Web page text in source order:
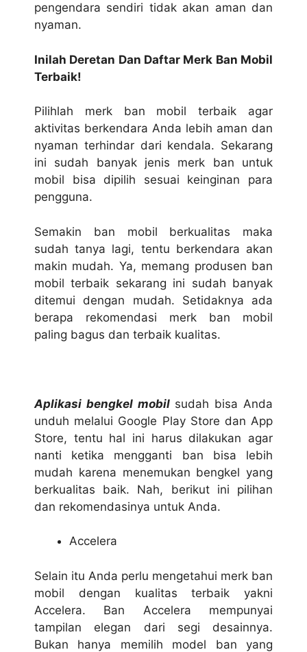
pengendara sendiri tidak akan aman dan
nyaman.
Inilah Deretan Dan Daftar Merk Ban Mobil
Terbaik!
Pilihlah merk ban mobil terbaik agar
aktivitas berkendara Anda lebih aman dan
nyaman terhindar dari kendala. Sekarang
ini sudah banyak jenis merk ban untuk
mobil bisa dipilih sesuai keinginan para
pengguna.
Semakin ban mobil berkualitas maka
sudah tanya lagi, tentu berkendara akan
makin mudah. Ya, memang produsen ban
mobil terbaik sekarang ini sudah banyak
ditemui dengan mudah. Setidaknya ada
berapa rekomendasi merk ban mobil
paling bagus dan terbaik kualitas.
Aplikasi bengkel mobilsudah bisa Anda
unduh melalui Google Play Store dan App
Store, tentu hal ini harus dilakukan agar
nanti ketika mengganti ban bisa lebih
mudah karena menemukan bengkel yang
berkualitas baik. Nah, berikut ini pilihan
dan rekomendasinya untuk Anda.
Accelera
Selain itu Anda perlu mengetahui merk ban
mobil dengan kualitas terbaik yakni
Accelera. Ban Accelera mempunyai
tampilan elegan dari segi desainnya.
Bukan hanya memilih model ban yang